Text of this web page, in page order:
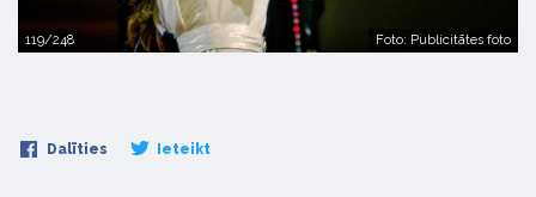
119/248 Foto: Publicitātes foto
Dalīties Ieteikt